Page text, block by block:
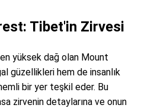
Tibet'in Zirvesi
yüksek dağ olan Mount
güzellikleri hem de insanlık
bir yer teşkil eder. Bu
zirvenin detaylarına ve onun